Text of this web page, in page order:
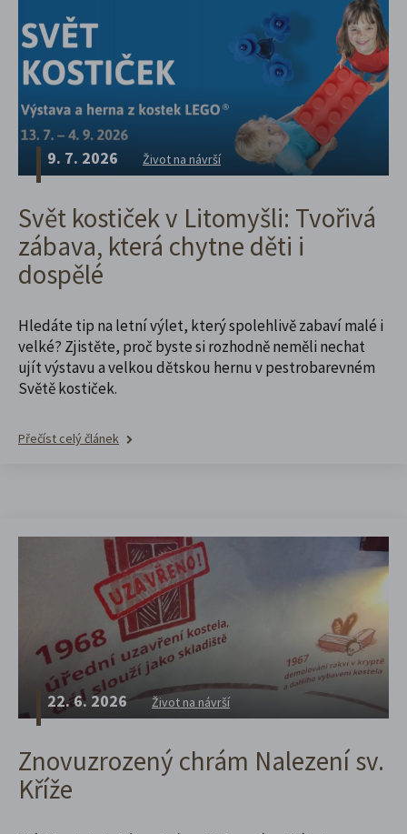
9. 7. 2026 Život na návrší
Svět kostiček v Litomyšli: Tvořivá
zábava, která chytne děti i
dospělé
Hledáte tip na letní výlet, který spolehlivě zabaví malé i
velké? Zjistěte, proč byste si rozhodně neměli nechat
ujít výstavu a velkou dětskou hernu v pestrobarevném
Světě kostiček.
Přečíst celý článek
22. 6. 2026 Život na návrší
Znovuzrozený chrám Nalezení sv.
Kříže